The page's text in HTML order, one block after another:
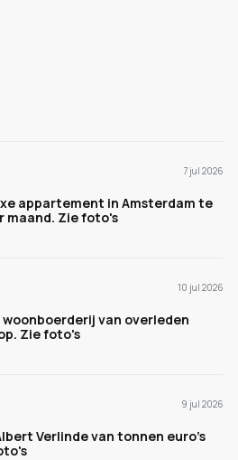
7 jul 2026
appartement in Amsterdam te
maand. Zie foto's
10 jul 2026
van overleden
Zie foto's
9 jul 2026
Verlinde van tonnen euro's